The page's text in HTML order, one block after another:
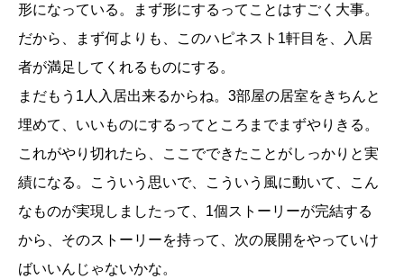
形になっている。まず形にするってことはすごく大事。
だから、まず何よりも、このハピネスト1軒目を、入居
者が満足してくれるものにする。
まだもう1人入居出来るからね。3部屋の居室をきちんと
埋めて、いいものにするってところまでまずやりきる。
これがやり切れたら、ここでできたことがしっかりと実
績になる。こういう思いで、こういう風に動いて、こん
なものが実現しましたって、1個ストーリーが完結する
から、そのストーリーを持って、次の展開をやっていけ
ばいいんじゃないかな。